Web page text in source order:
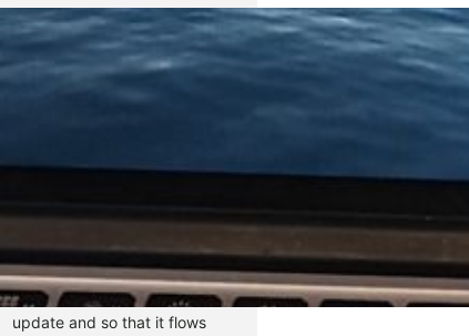
Hello, my name is Tyler Moore
and with the help of many
people I made this template. I
made it so it is super easy to
update and so that it flows